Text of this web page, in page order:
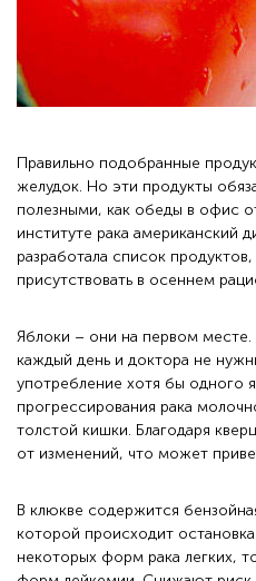
Правильно подобранные
желудок. Но эти продукты
полезными, как обеды в офис
институте рака американский
разработала список
присутствовать в осеннем
Яблоки – они на первом месте.
каждый день и доктора не
употребление хотя бы одного
прогрессирования рака
толстой кишки. Благодаря
от изменений, что может
В клюкве содержится
которой происходит
некоторых форм рака легких,